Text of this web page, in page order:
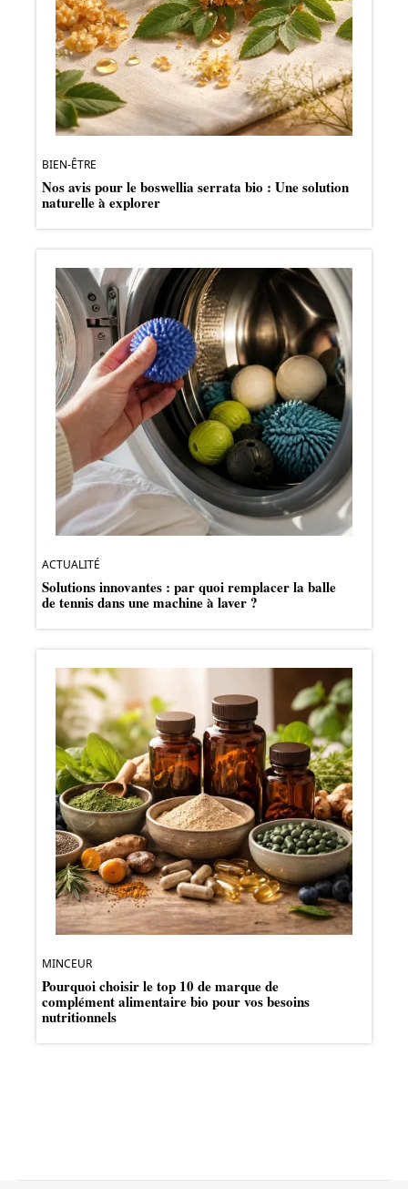
BIEN-ÊTRE
Nos avis pour le boswellia serrata bio : Une solution
naturelle à explorer
ACTUALITÉ
Solutions innovantes : par quoi remplacer la balle
de tennis dans une machine à laver ?
MINCEUR
Pourquoi choisir le top 10 de marque de
complément alimentaire bio pour vos besoins
nutritionnels